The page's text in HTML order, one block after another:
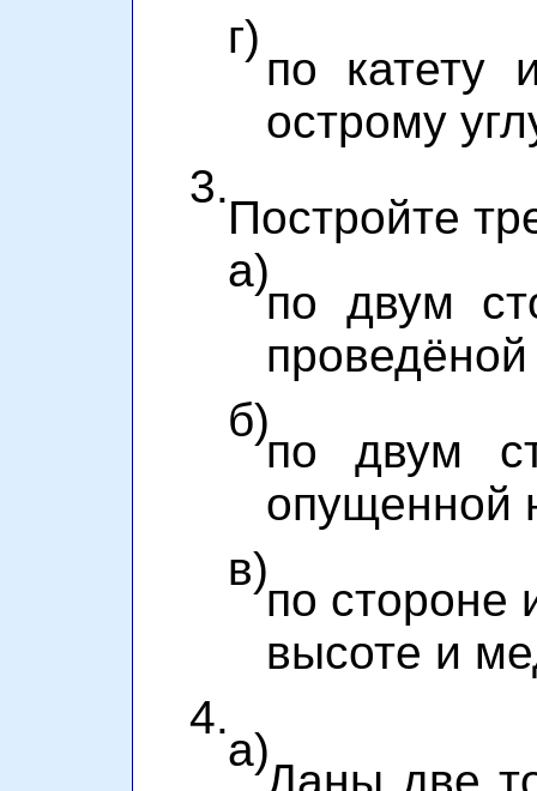
г)
по катету
острому
3.
Постройте
а)
по двум
б)
по двум
опущенной
в)
по
высоте и
4.
а)